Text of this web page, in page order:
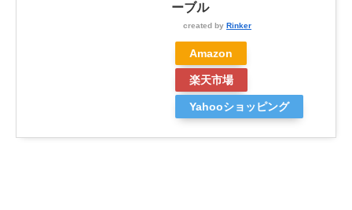
ーブル
created by Rinker
Amazon
楽天市場
Yahooショッピング